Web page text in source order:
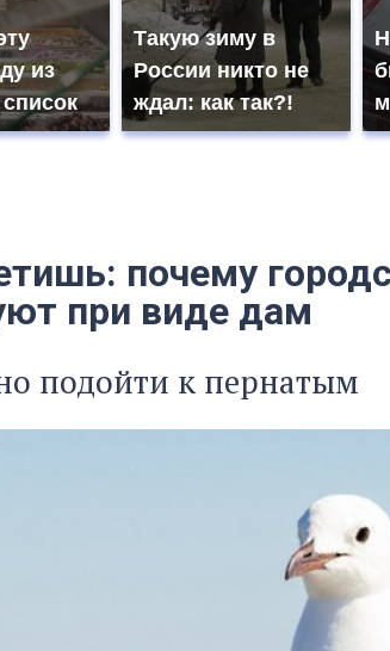
из
Такую зиму в
России никто не
ждал: как так?!
почему
при виде дам
подойти к пернатым